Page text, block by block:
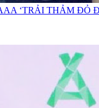
‘TRẢI THẢM ĐỎ